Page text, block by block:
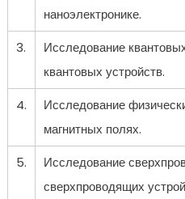
наноэлектронике.
3.
Исследование
квантовых устройств.
4.
Исследование
магнитных полях.
5.
Исследование
сверхпроводящих